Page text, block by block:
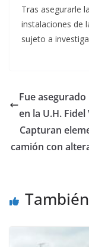
Tras asegurarle
instalaciones de
sujeto a
Fue
en la U.H. Fidel
Capturan
camión con